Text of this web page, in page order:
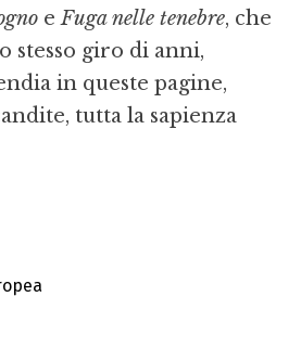
eFuga nelle tenebre, che
stesso giro di anni,
in queste pagine,
tutta la sapienza